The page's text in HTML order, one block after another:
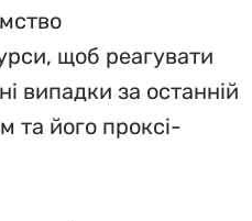
щоб реагувати
випадки за останній
та його проксі-